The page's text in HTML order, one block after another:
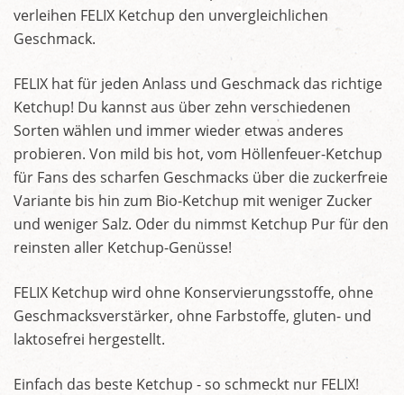
verleihen FELIX Ketchup den unvergleichlichen
Geschmack.
FELIX hat für jeden Anlass und Geschmack das richtige
Ketchup! Du kannst aus über zehn verschiedenen
Sorten wählen und immer wieder etwas anderes
probieren. Von mild bis hot, vom Höllenfeuer-Ketchup
für Fans des scharfen Geschmacks über die zuckerfreie
Variante bis hin zum Bio-Ketchup mit weniger Zucker
und weniger Salz. Oder du nimmst Ketchup Pur für den
reinsten aller Ketchup-Genüsse!
FELIX Ketchup wird ohne Konservierungsstoffe, ohne
Geschmacksverstärker, ohne Farbstoffe, gluten- und
laktosefrei hergestellt.
Einfach das beste Ketchup - so schmeckt nur FELIX!